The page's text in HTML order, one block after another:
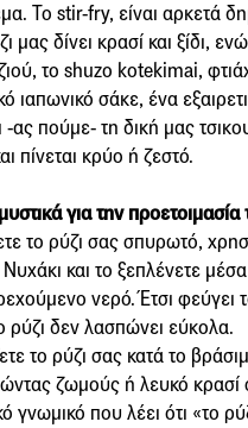
Το stir-fry, είναι αρκετά
μας δίνει κρασί και ξίδι,
το shuzο kοtekimai,
ιαπωνικό σάκε, ένα
-ας πούμε- τη δική μας
πίνεται κρύο ή ζεστό.
για την προετοιμασία
το ρύζι σας σπυρωτό,
και το ξεπλένετε
νερό. Έτσι φεύγει
ρύζι δεν λασπώνει εύκολα.
το ρύζι σας κατά το
ζωμούς ή λευκό
γνωμικό που λέει ότι «το